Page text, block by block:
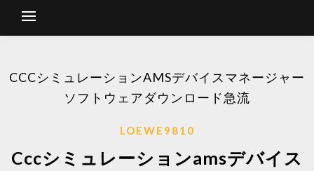
CCCシミュレーションAMSデバイスマネージャー
ソフトウェアダウンロード急流
LOEWE9810
Cccシミュレーションamsデバイス